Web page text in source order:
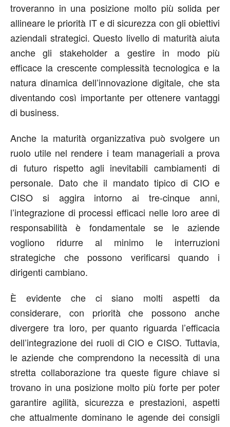
troveranno in una posizione molto più solida per
allineare le priorità IT e di sicurezza con gli obiettivi
aziendali strategici. Questo livello di maturità aiuta
anche gli stakeholder a gestire in modo più
efficace la crescente complessità tecnologica e la
natura dinamica dell’innovazione digitale, che sta
diventando così importante per ottenere vantaggi
di business.
Anche la maturità organizzativa può svolgere un
ruolo utile nel rendere i team manageriali a prova
di futuro rispetto agli inevitabili cambiamenti di
personale. Dato che il mandato tipico di CIO e
CISO si aggira intorno ai tre-cinque anni,
l’integrazione di processi efficaci nelle loro aree di
responsabilità è fondamentale se le aziende
vogliono ridurre al minimo le interruzioni
strategiche che possono verificarsi quando i
dirigenti cambiano.
È evidente che ci siano molti aspetti da
considerare, con priorità che possono anche
divergere tra loro, per quanto riguarda l’efficacia
dell’integrazione dei ruoli di CIO e CISO. Tuttavia,
le aziende che comprendono la necessità di una
stretta collaborazione tra queste figure chiave si
trovano in una posizione molto più forte per poter
garantire agilità, sicurezza e prestazioni, aspetti
che attualmente dominano le agende dei consigli